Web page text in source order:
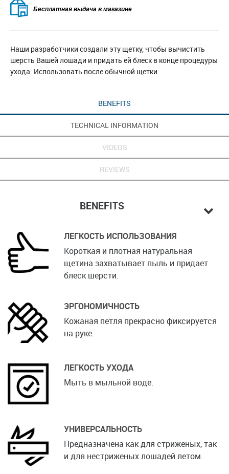
Бесплатная выдача в магазине
Наши разработчики создали эту щетку, чтобы вычистить
шерсть Вашей лошади и придать ей блеск в конце процедуры
ухода. Использовать после обычной щетки.
BENEFITS
TECHNICAL INFORMATION
VIDEOS
REVIEWS
BENEFITS
ЛЕГКОСТЬ ИСПОЛЬЗОВАНИЯ
Короткая и плотная натуральная
щетина захватывает пыль и придает
блеск шерсти.
ЭРГОНОМИЧНОСТЬ
Кожаная петля прекрасно фиксируется
на руке.
ЛЕГКОСТЬ УХОДА
Мыть в мыльной воде.
УНИВЕРСАЛЬНОСТЬ
Предназначена как для стриженых, так
и для нестриженых лошадей летом.